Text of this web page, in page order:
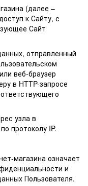
(далее –
к Сайту, с
Сайт
отправленный
веб-браузер
в HTTP-запросе
узла в
протоколу IP.
магазина означает
и
Пользователя.